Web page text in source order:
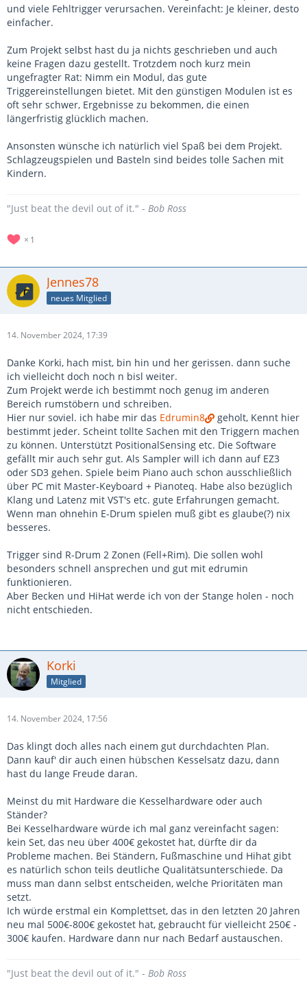
und viele Fehltrigger verursachen. Vereinfacht: Je kleiner, desto
einfacher.
Zum Projekt selbst hast du ja nichts geschrieben und auch
keine Fragen dazu gestellt. Trotzdem noch kurz mein
ungefragter Rat: Nimm ein Modul, das gute
Triggereinstellungen bietet. Mit den günstigen Modulen ist es
oft sehr schwer, Ergebnisse zu bekommen, die einen
längerfristig glücklich machen.
Ansonsten wünsche ich natürlich viel Spaß bei dem Projekt.
Schlagzeugspielen und Basteln sind beides tolle Sachen mit
Kindern.
"Just beat the devil out of it." - Bob Ross
1
Jennes78
neues Mitglied
14. November 2024, 17:39
Danke Korki, hach mist, bin hin und her gerissen. dann suche
ich vielleicht doch noch n bisl weiter.
Zum Projekt werde ich bestimmt noch genug im anderen
Bereich rumstöbern und schreiben.
Hier nur soviel. ich habe mir das Edrumin8
geholt, Kennt hier
bestimmt jeder. Scheint tollte Sachen mit den Triggern machen
zu können. Unterstützt PositionalSensing etc. Die Software
gefällt mir auch sehr gut. Als Sampler will ich dann auf EZ3
oder SD3 gehen. Spiele beim Piano auch schon ausschließlich
über PC mit Master-Keyboard + Pianoteq. Habe also bezüglich
Klang und Latenz mit VST's etc. gute Erfahrungen gemacht.
Wenn man ohnehin E-Drum spielen muß gibt es glaube(?) nix
besseres.
Trigger sind R-Drum 2 Zonen (Fell+Rim). Die sollen wohl
besonders schnell ansprechen und gut mit edrumin
funktionieren.
Aber Becken und HiHat werde ich von der Stange holen - noch
nicht entschieden.
Korki
Mitglied
14. November 2024, 17:56
Das klingt doch alles nach einem gut durchdachten Plan.
Dann kauf' dir auch einen hübschen Kesselsatz dazu, dann
hast du lange Freude daran.
Meinst du mit Hardware die Kesselhardware oder auch
Ständer?
Bei Kesselhardware würde ich mal ganz vereinfacht sagen:
kein Set, das neu über 400€ gekostet hat, dürfte dir da
Probleme machen. Bei Ständern, Fußmaschine und Hihat gibt
es natürlich schon teils deutliche Qualitätsunterschiede. Da
muss man dann selbst entscheiden, welche Prioritäten man
setzt.
Ich würde erstmal ein Komplettset, das in den letzten 20 Jahren
neu mal 500€-800€ gekostet hat, gebraucht für vielleicht 250€ -
300€ kaufen. Hardware dann nur nach Bedarf austauschen.
"Just beat the devil out of it." - Bob Ross